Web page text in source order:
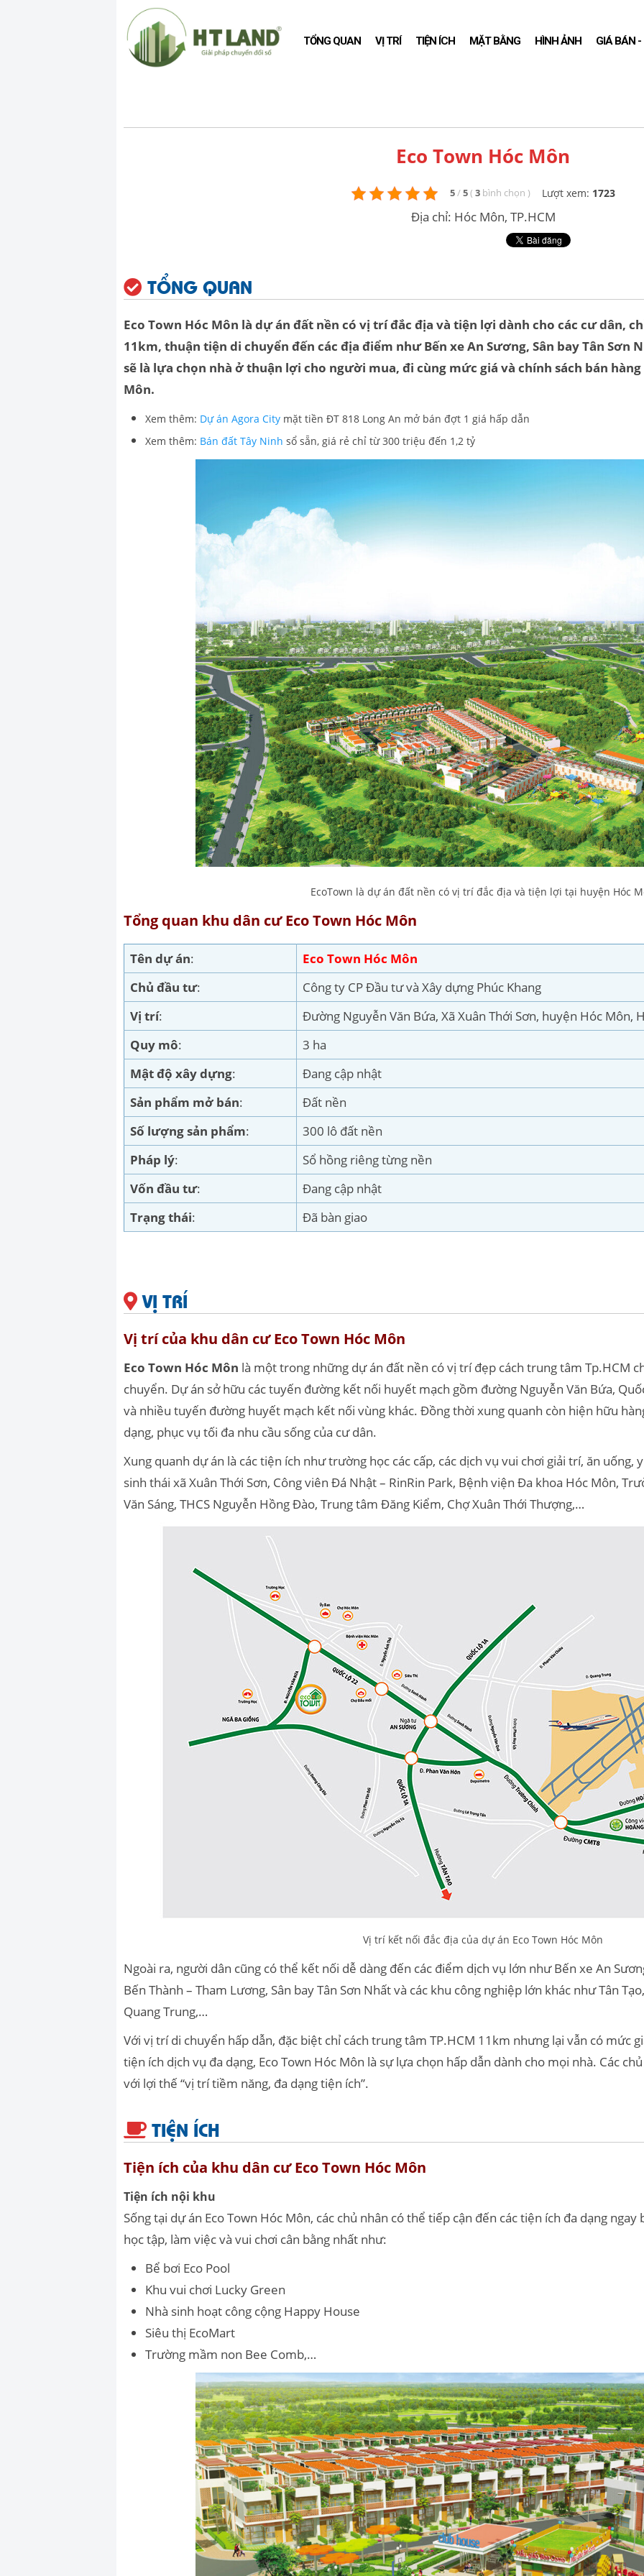
TỔNG QUAN VỊ TRÍ TIỆN ÍCH MẶT BẰNG HÌNH ẢNH GIÁ BÁN
Eco Town Hóc Môn
5 / 5 ( 3 bình chọn ) Lượt xem: 1723
Địa chỉ: Hóc Môn, TP.HCM
TỔNG QUAN
Eco Town Hóc Môn là dự án đất nền có vị trí đắc địa và tiện lợi dành cho các cư dân,
11km, thuận tiện di chuyển đến các địa điểm như Bến xe An Sương, Sân bay Tân Sơn
sẽ là lựa chọn nhà ở thuận lợi cho người mua, đi cùng mức giá và chính sách bán
Môn.
Xem thêm: Dự án Agora City mặt tiền ĐT 818 Long An mở bán đợt 1 giá hấp dẫn
Xem thêm: Bán đất Tây Ninh sổ sẵn, giá rẻ chỉ từ 300 triệu đến 1,2 tỷ
EcoTown là dự án đất nền có vị trí đắc địa và tiện lợi tại huyện Hóc
Tổng quan khu dân cư Eco Town Hóc Môn
Tên dự án:
Eco Town Hóc Môn
Chủ đầu tư:
Công ty CP Đầu tư và Xây dựng Phúc Khang
Vị trí:
Đường Nguyễn Văn Bứa, Xã Xuân Thới Sơn, huyện Hóc Môn,
Quy mô:
3 ha
Mật độ xây dựng:
Đang cập nhật
Sản phẩm mở bán:
Đất nền
Số lượng sản phẩm:
300 lô đất nền
Pháp lý:
Sổ hồng riêng từng nền
Vốn đầu tư:
Đang cập nhật
Trạng thái: Đã bàn giao
VỊ TRÍ
Vị trí của khu dân cư Eco Town Hóc Môn
Eco Town Hóc Môn là một trong những dự án đất nền có vị trí đẹp cách trung tâm Tp.HCM
chuyển. Dự án sở hữu các tuyến đường kết nối huyết mạch gồm đường Nguyễn Văn Bứa,
và nhiều tuyến đường huyết mạch kết nối vùng khác. Đồng thời xung quanh còn hiện hữu
dạng, phục vụ tối đa nhu cầu sống của cư dân.
Xung quanh dự án là các tiện ích như trường học các cấp, các dịch vụ vui chơi giải trí, ăn uống,
sinh thái xã Xuân Thới Sơn, Công viên Đá Nhật – RinRin Park, Bệnh viện Đa khoa Hóc Môn,
Văn Sáng, THCS Nguyễn Hồng Đào, Trung tâm Đăng Kiểm, Chợ Xuân Thới Thượng,…
Vị trí kết nối đắc địa của dự án Eco Town Hóc Môn
Ngoài ra, người dân cũng có thể kết nối dễ dàng đến các điểm dịch vụ lớn như Bến xe An
Bến Thành – Tham Lương, Sân bay Tân Sơn Nhất và các khu công nghiệp lớn khác như Tân
Quang Trung,…
Với vị trí di chuyển hấp dẫn, đặc biệt chỉ cách trung tâm TP.HCM 11km nhưng lại vẫn có mức
tiện ích dịch vụ đa dạng, Eco Town Hóc Môn là sự lựa chọn hấp dẫn dành cho mọi nhà. Các
với lợi thế “vị trí tiềm năng, đa dạng tiện ích”.
TIỆN ÍCH
Tiện ích của khu dân cư Eco Town Hóc Môn
Tiện ích nội khu
Sống tại dự án Eco Town Hóc Môn, các chủ nhân có thể tiếp cận đến các tiện ích đa dạng
học tập, làm việc và vui chơi cân bằng nhất như:
Bể bơi Eco Pool
Khu vui chơi Lucky Green
Nhà sinh hoạt công cộng Happy House
Siêu thị EcoMart
Trường mầm non Bee Comb,…